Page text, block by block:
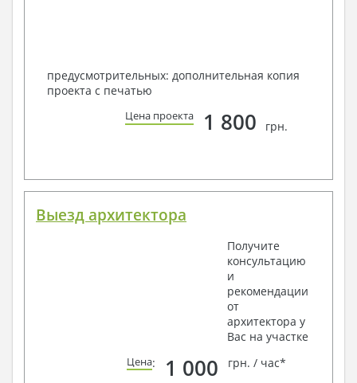
предусмотрительных: дополнительная копия
проекта с печатью
Цена проекта 1 800 грн.
Выезд архитектора
Получите
консультацию
и
рекомендации
от
архитектора у
Вас на участке
Цена: 1 000 грн. / час*